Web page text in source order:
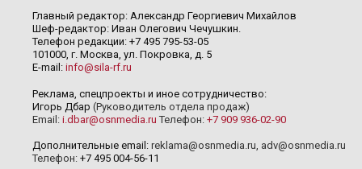
Главный редактор: Александр Георгиевич Михайлов
Шеф-редактор: Иван Олегович Чечушкин.
Телефон редакции: +7 495 795-53-05
101000, г. Москва, ул. Покровка, д. 5
E-mail: info@sila-rf.ru
Реклама, спецпроекты и иное сотрудничество:
Игорь Дбар (Руководитель отдела продаж)
Email: i.dbar@osnmedia.ru Телефон: +7 909 936-02-90
Дополнительные email: reklama@osnmedia.ru, adv@osnmedia.ru
Телефон: +7 495 004-56-11